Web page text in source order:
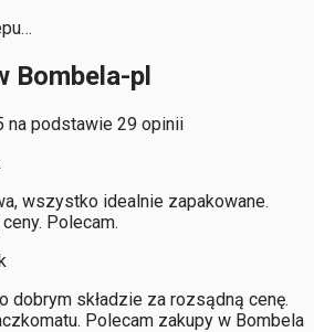
Bombela-pl
na podstawie 29 opinii
wszystko idealnie zapakowane.
Polecam.
dobrym składzie za rozsądną cenę.
Polecam zakupy w Bombela